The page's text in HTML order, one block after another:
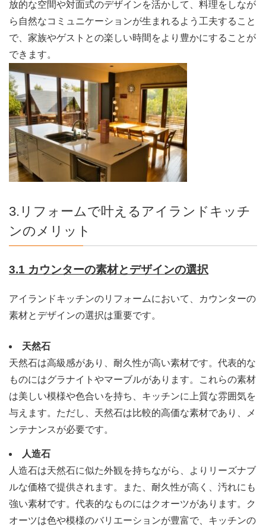
放的な空間や対面式のデザインを活かして、料理をしなが
ら自然なコミュニケーションが生まれるよう工夫すること
で、家族やゲストとの楽しい時間をより豊かにすることが
できます。
3.リフォームで叶えるアイランドキッチ
ンのメリット
3.1 カウンターの素材とデザインの選択
アイランドキッチンのリフォームにおいて、カウンターの
素材とデザインの選択は重要です。
天然石
天然石は高級感があり、耐久性が高い素材です。代表的な
ものにはグラナイトやマーブルがあります。これらの素材
は美しい模様や色合いを持ち、キッチンに上質な雰囲気を
与えます。ただし、天然石は比較的高価な素材であり、メ
ンテナンスが必要です。
人造石
人造石は天然石に似た外観を持ちながら、よりリーズナブ
ルな価格で提供されます。また、耐久性が高く、汚れにも
強い素材です。代表的なものにはクオーツがあります。ク
オーツは色や模様のバリエーションが豊富で、キッチンの